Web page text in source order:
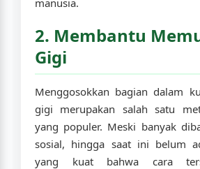
2. Membantu
Gigi
Menggosokkan bagian dalam
gigi merupakan salah satu
yang populer. Meski banyak
sosial, hingga saat ini belum
yang kuat bahwa cara